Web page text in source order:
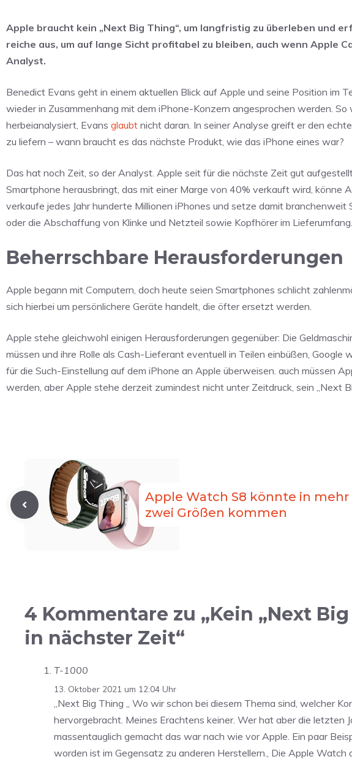
Apple braucht kein „Next Big Thing“, um langfristig zu überleben und
reiche aus, um auf lange Sicht profitabel zu bleiben, auch wenn Apple
Analyst.
Benedict Evans geht in einem aktuellen Blick auf Apple und seine Position im
wieder in Zusammenhang mit dem iPhone-Konzern angesprochen werden.
herbeianalysiert, Evans glaubt nicht daran. In seiner Analyse greift er den
zu liefern – wann braucht es das nächste Produkt, wie das iPhone eines war?
Das hat noch Zeit, so der Analyst. Apple seit für die nächste Zeit gut
Smartphone herausbringt, das mit einer Marge von 40% verkauft wird, könne
verkaufe jedes Jahr hunderte Millionen iPhones und setze damit
oder die Abschaffung von Klinke und Netzteil sowie Kopfhörer im Lieferumfang.
Beherrschbare Herausforderungen
Apple begann mit Computern, doch heute seien Smartphones schlicht
sich hierbei um persönlichere Geräte handelt, die öfter ersetzt werden.
Apple stehe gleichwohl einigen Herausforderungen gegenüber: Die
müssen und ihre Rolle als Cash-Lieferant eventuell in Teilen einbüßen, Google
für die Such-Einstellung auf dem iPhone an Apple überweisen. auch müssen
werden, aber Apple stehe derzeit zumindest nicht unter Zeitdruck, sein „Next
Apple Watch S8 könnte in mehr
zwei Größen kommen
4 Kommentare zu „Kein „Next
in nächster Zeit“
T-1000
13. Oktober 2021 um 12:04 Uhr
„Next Big Thing „ Wo wir schon bei diesem Thema sind, welcher
hervorgebracht. Meines Erachtens keiner. Wer hat aber die letzten
massentauglich gemacht das war nach wie vor Apple. Ein paar
worden ist im Gegensatz zu anderen Herstellern., Die Apple